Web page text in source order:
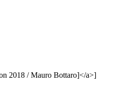
2018 / Mauro Bottaro]</a>]